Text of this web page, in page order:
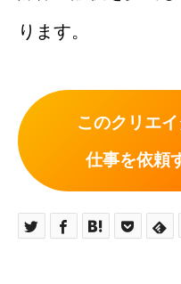
ります。
このクリエ
仕事を依頼